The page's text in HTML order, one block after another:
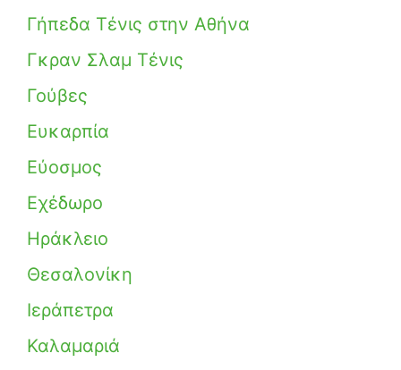
Γήπεδα Τένις στην Αθήνα
Γκραν Σλαμ Τένις
Γούβες
Ευκαρπία
Εύοσμος
Εχέδωρο
Ηράκλειο
Θεσαλονίκη
Ιεράπετρα
Καλαμαριά